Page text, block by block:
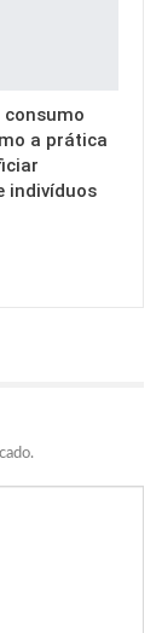
consumo
a prática
indivíduos